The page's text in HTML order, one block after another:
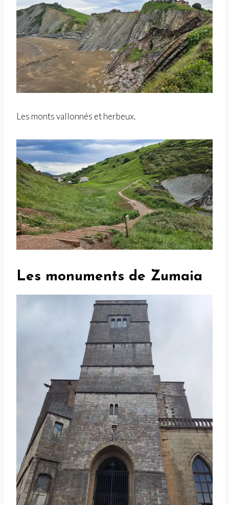
Les monts vallonnés et herbeux.
Les monuments de Zumaia